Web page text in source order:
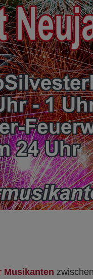
Musikanten